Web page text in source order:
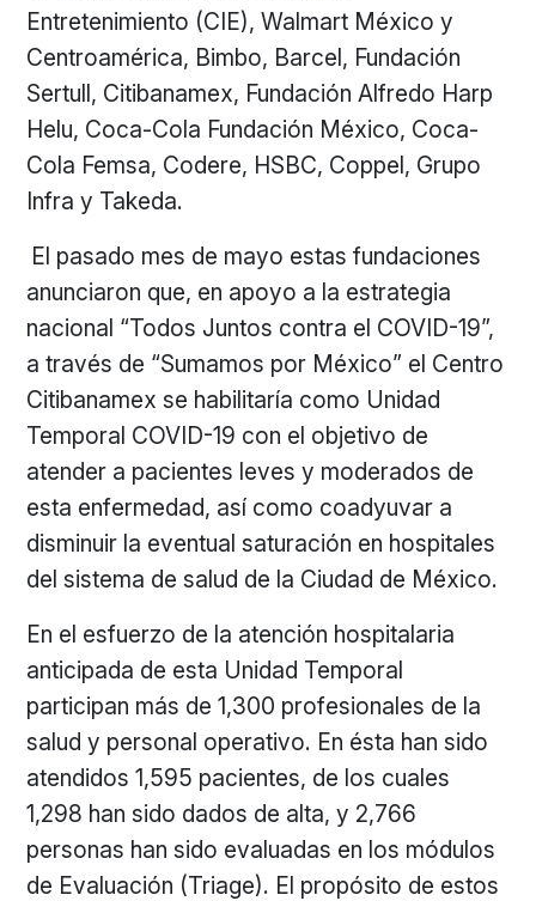
Entretenimiento (CIE), Walmart México y
Centroamérica, Bimbo, Barcel, Fundación
Sertull, Citibanamex, Fundación Alfredo Harp
Helu, Coca-Cola Fundación México, Coca-
Cola Femsa, Codere, HSBC, Coppel, Grupo
Infra y Takeda.
El pasado mes de mayo estas fundaciones
anunciaron que, en apoyo a la estrategia
nacional “Todos Juntos contra el COVID-19”,
a través de “Sumamos por México” el Centro
Citibanamex se habilitaría como Unidad
Temporal COVID-19 con el objetivo de
atender a pacientes leves y moderados de
esta enfermedad, así como coadyuvar a
disminuir la eventual saturación en hospitales
del sistema de salud de la Ciudad de México.
En el esfuerzo de la atención hospitalaria
anticipada de esta Unidad Temporal
participan más de 1,300 profesionales de la
salud y personal operativo. En ésta han sido
atendidos 1,595 pacientes, de los cuales
1,298 han sido dados de alta, y 2,766
personas han sido evaluadas en los módulos
de Evaluación (Triage). El propósito de estos